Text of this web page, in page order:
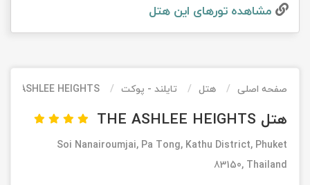
مشاهده تور‌های این هتل
صفحه اصلی هتل تایلند - پوکت ASHLEE HEIGHTS
هتل THE ASHLEE HEIGHTS
Soi Nanairoumjai, Pa Tong, Kathu District, Phuket
83150, Thailand
تور کویر کاراکال
تور کویر مصر
تور کویر ابوزیدآباد
تور کیش از ساری
اقساطی
تور کیش از بندرعباس
اقساطی
تور قزاقستان اقساطی
تور زیارتی اقساطی